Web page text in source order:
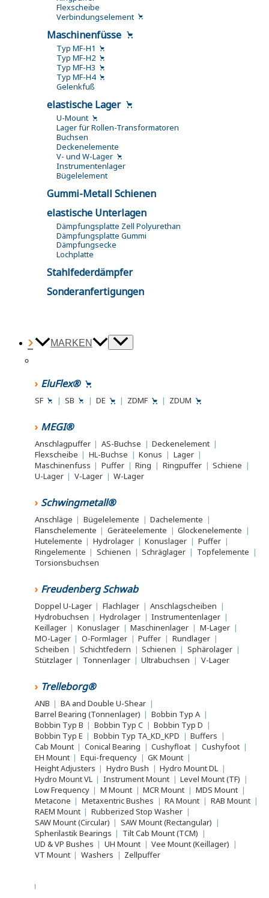
Flexscheibe
Verbindungselement
Maschinenfüsse
Typ MF-H1
Typ MF-H2
Typ MF-H3
Typ MF-H4
Gelenkfuß
elastische Lager
U-Mount
Lager für Rollen-Transformatoren
Buchsen
Deckenelemente
V- und W-Lager
Instrumentenlager
Bügelelement
Gummi-Metall Schienen
elastische Unterlagen
Dämpfungsplatte Zell Polyurethan
Dämpfungsplatte Gummi
Dämpfungsecke
Lochplatte
Stahlfederdämpfer
Sonderanfertigungen
MARKEN
EluFlex®
SF | SB | DE | ZDMF | ZDUM
MEGI®
Anschlagpuffer | AS-Buchse | Deckenelement |
Flexscheibe | HL-Buchse | Konus | Lager |
Maschinenfuss | Puffer | Ring | Ringpuffer | Schiene |
U-Lager | V-Lager | W-Lager
Schwingmetall®
Anschläge | Bügelelemente | Dachelemente |
Flanschelemente | Geräteelemente | Glockenelemente |
Hutelemente | Hydrolager | Konuslager | Puffer |
Ringelemente | Schienen | Schräglager | Topfelemente |
Torsionsbuchsen
Freudenberg Schwab
Doppel U-Lager | Flachlager | Anschlagscheiben |
Hydrobuchsen | Hydrolager | Instrumentenlager |
Keillager | Konuslager | Maschinenlager | M-Lager |
MO-Lager | O-Formlager | Puffer | Rundlager |
Scheiben | Schichtfedern | Schienen | Sphärolager |
Stützlager | Tonnenlager | Ultrabuchsen | V-Lager
Trelleborg®
ANB | BA and Double U-Shear |
Barrel Bearing (Tonnenlager) | Bobbin Typ A |
Bobbin Typ B | Bobbin Typ C | Bobbin Typ D |
Bobbin Typ E | Bobbin Typ TA_KD_KPD | Buffers |
Cab Mount | Conical Bearing | Cushyfloat | Cushyfoot |
EH Mount | Equi-frequency | GK Mount |
Height Adjusters | Hydro Bush | Hydro Mount DL |
Hydro Mount VL | Instrument Mount | Level Mount (TF) |
Low Frequency | M Mount | MCR Mount | MDS Mount |
Metacone | Metaxentric Bushes | RA Mount | RAB Mount |
RAEM Mount | Rubberized Stop Washer |
SAW Mount (Circular) | SAW Mount (Rectangular) |
Spherilastik Bearings | Tilt Cab Mount (TCM) |
UD & VP Bushes | UH Mount | Vee Mount (Keillager) |
VT Mount | Washers | Zellpuffer